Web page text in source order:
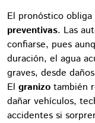
El pronóstico
preventivas. Las
confiarse, pues
duración, el agua
graves, desde
El granizo también
dañar vehículos,
accidentes si